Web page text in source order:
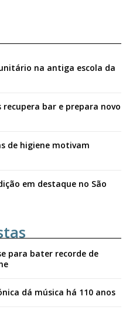
na antiga escola da
recupera bar e prepara novo
de higiene motivam
em destaque no São
para bater recorde de
dá música há 110 anos